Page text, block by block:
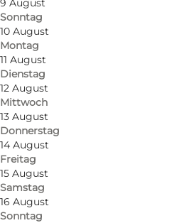
9 August
Sonntag
10 August
Montag
11 August
Dienstag
12 August
Mittwoch
13 August
Donnerstag
14 August
Freitag
15 August
Samstag
16 August
Sonntag
Mit den guten Segel- und
ist das naturschöne
Fjord für Angler gut
Anlegebrücke für kleine
Der gemütliche